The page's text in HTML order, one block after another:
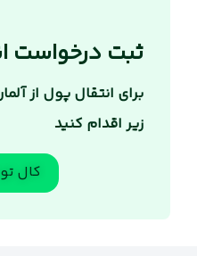
ثبت درخواست
برای انتقال پول از
زیر اقدام کنید
کال